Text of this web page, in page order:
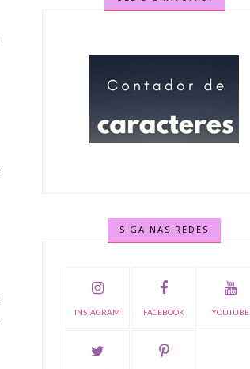
SIGA NAS REDES
INSTAGRAM FACEBOOK YOUTUBE